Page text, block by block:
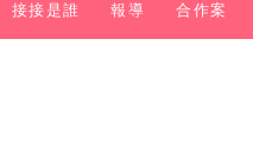
接接是誰 報導 合作案